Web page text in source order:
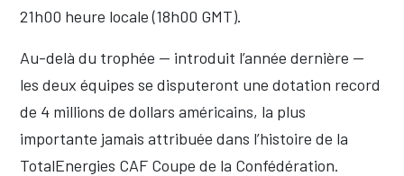
21h00 heure locale (18h00 GMT).
Au-delà du trophée — introduit l’année dernière —
les deux équipes se disputeront une dotation record
de 4 millions de dollars américains, la plus
importante jamais attribuée dans l’histoire de la
TotalEnergies CAF Coupe de la Confédération.